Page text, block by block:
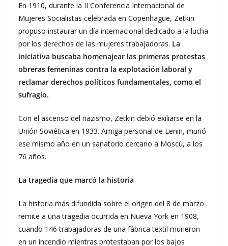
En 1910, durante la II Conferencia Internacional de
Mujeres Socialistas celebrada en Copenhague, Zetkin
propuso instaurar un día internacional dedicado a la lucha
por los derechos de las mujeres trabajadoras. La
iniciativa buscaba homenajear las primeras protestas
obreras femeninas contra la explotación laboral y
reclamar derechos políticos fundamentales, como el
sufragio.
Con el ascenso del nazismo, Zetkin debió exiliarse en la
Unión Soviética en 1933. Amiga personal de Lenin, murió
ese mismo año en un sanatorio cercano a Moscú, a los
76 años.
La tragedia que marcó la historia
La historia más difundida sobre el origen del 8 de marzo
remite a una tragedia ocurrida en Nueva York en 1908,
cuando 146 trabajadoras de una fábrica textil murieron
en un incendio mientras protestaban por los bajos